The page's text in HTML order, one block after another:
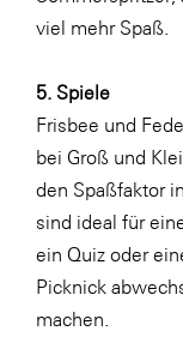
VALETTA
WKS
WKS
WK UBIT
viel mehr Spaß.
5. Spiele
Frisbee und
bei Groß und
den Spaßfaktor
sind ideal für
ein Quiz oder
Picknick
machen.